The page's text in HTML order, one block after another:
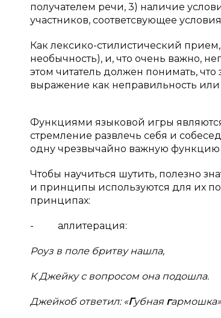
получателем речи, 3) наличие
участников, соответсвующее
Как лексико-стилистический
необычность), и, что очень важно,
этом читатель должен понимать, что
выражение как неправильность или
Функциями языковой игры
стремление развлечь себя и
одну чрезвычайно важную
Чтобы научиться шутить, полезно
и принципы используются для их
принципах:
- аллитерация:
Роуз в поле бритву нашла,
К Джейку с вопросом она подошла.
Джейкоб ответил: «Губная г